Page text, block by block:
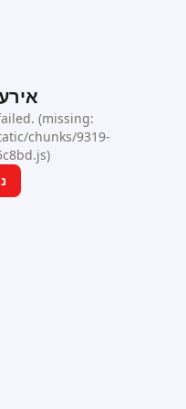
אירעה
9319 failed. (missing:
static/chunks/9319-